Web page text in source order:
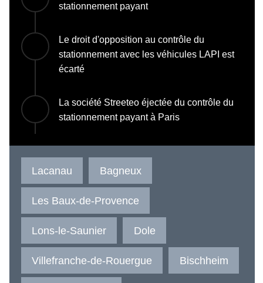
stationnement payant
Le droit d'opposition au contrôle du
stationnement avec les véhicules LAPI est
écarté
La société Streeteo éjectée du contrôle du
stationnement payant à Paris
Lacanau Bagneux
Les Baux-de-Provence
Lons-le-Saunier Dole
Villefranche-de-Rouergue Bischheim